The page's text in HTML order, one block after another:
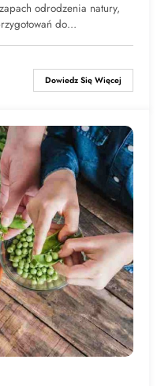
odrodzenia natury,
do…
Dowiedz Się Więcej